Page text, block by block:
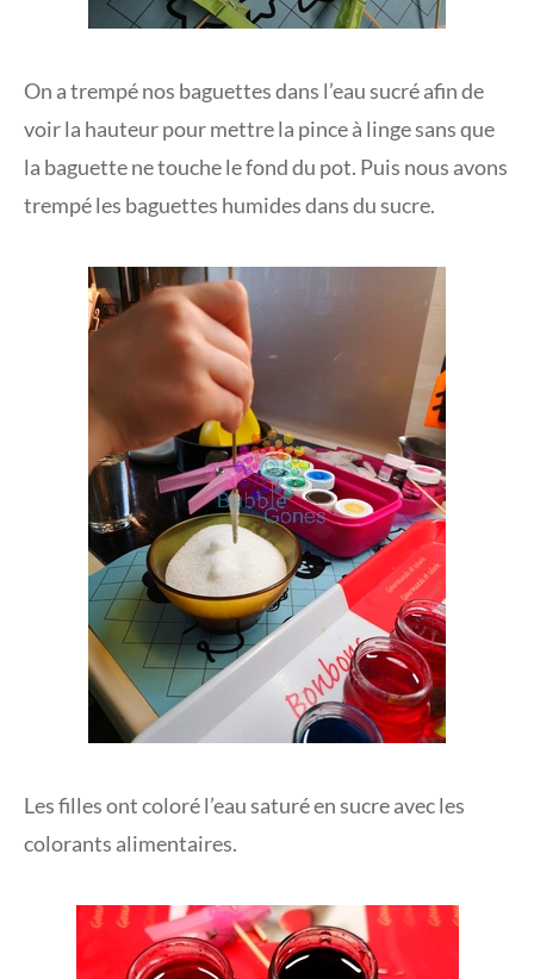
On a trempé nos baguettes dans l’eau sucré afin de
voir la hauteur pour mettre la pince à linge sans que
la baguette ne touche le fond du pot. Puis nous avons
trempé les baguettes humides dans du sucre.
Les filles ont coloré l’eau saturé en sucre avec les
colorants alimentaires.